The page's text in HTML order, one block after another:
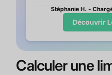
Stéphanie H. -
Découvrir
Calculer une